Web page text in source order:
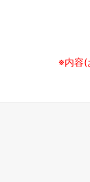
※内容(